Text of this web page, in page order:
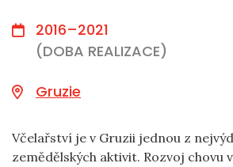
2016–2021
(DOBA REALIZACE)
Gruzie
Včelařství je v Gruzii jednou z
zemědělských aktivit. Rozvoj chovu